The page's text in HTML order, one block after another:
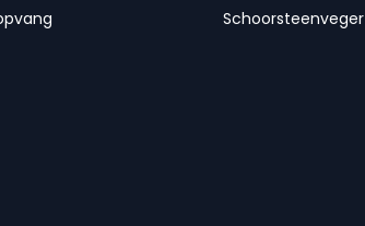
Schoorsteenveger